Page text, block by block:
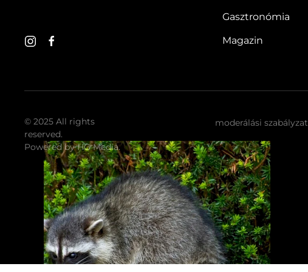
Gasztronómia
Magazin
© 2025 All rights
reserved.
Powered byHG Media.
moderálási szabályzat